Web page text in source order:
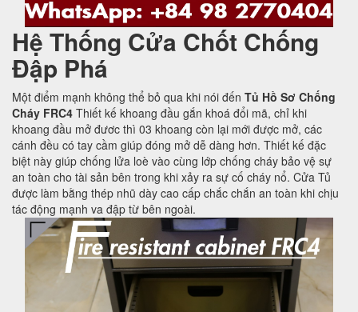
Hệ Thống Cửa Chốt Chống
Đập Phá
Một điểm mạnh không thể bỏ qua khi nói đến Tủ Hồ Sơ Chống
Cháy FRC4 Thiết kế khoang đầu gắn khoá đổi mã, chỉ khi
khoang đầu mở đươc thì 03 khoang còn lại mới được mở, các
cánh đều có tay cầm giúp đóng mở dễ dàng hơn. Thiết kế đặc
biệt này giúp chống lửa loè vào cùng lớp chống cháy bảo vệ sự
an toàn cho tài sản bên trong khi xảy ra sự cố cháy nổ. Cửa Tủ
được làm bằng thép nhũ dày cao cấp chắc chắn an toàn khi chịu
tác động mạnh va đập từ bên ngoài.